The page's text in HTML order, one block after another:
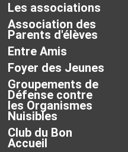
Les associations
Association des
Parents d'élèves
Entre Amis
Foyer des Jeunes
Groupements de
Défense contre
les Organismes
Nuisibles
Club du Bon
Accueil